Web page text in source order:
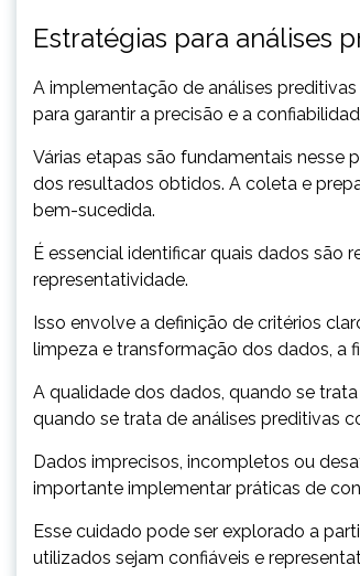
Estratégias para análises
A implementação de análises
para garantir a precisão e a
Várias etapas são fundamentais nesse
dos resultados obtidos. A coleta e
bem-sucedida.
É essencial identificar quais dados são
representatividade.
Isso envolve a definição de critérios
limpeza e transformação dos dados, a
A qualidade dos dados, quando se
quando se trata de análises preditivas
Dados imprecisos, incompletos ou
importante implementar práticas de
Esse cuidado pode ser explorado a
utilizados sejam confiáveis e